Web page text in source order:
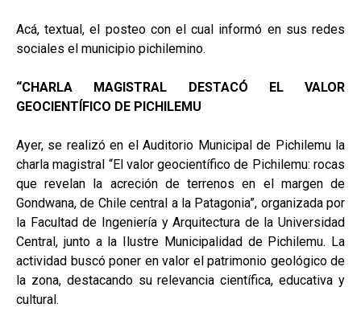
Acá, textual, el posteo con el cual informó en sus redes
sociales el municipio pichilemino.
“CHARLA MAGISTRAL DESTACÓ EL VALOR
GEOCIENTÍFICO DE PICHILEMU
Ayer, se realizó en el Auditorio Municipal de Pichilemu la
charla magistral “El valor geocientífico de Pichilemu: rocas
que revelan la acreción de terrenos en el margen de
Gondwana, de Chile central a la Patagonia”, organizada por
la Facultad de Ingeniería y Arquitectura de la Universidad
Central, junto a la Ilustre Municipalidad de Pichilemu. La
actividad buscó poner en valor el patrimonio geológico de
la zona, destacando su relevancia científica, educativa y
cultural.